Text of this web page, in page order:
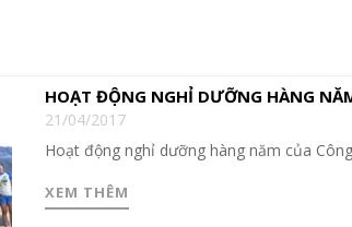
HOẠT ĐỘNG NGHỈ DƯỠNG HÀNG
21/04/2017
Hoạt động nghỉ dưỡng hàng năm của
XEM THÊM